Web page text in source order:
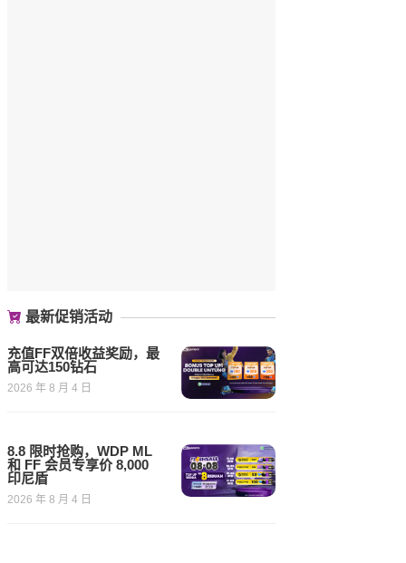
最新促销活动
充值FF双倍收益奖励，最
高可达150钻石
2026 年 8 月 4 日
8.8 限时抢购，WDP ML
和 FF 会员专享价 8,000
印尼盾
2026 年 8 月 4 日